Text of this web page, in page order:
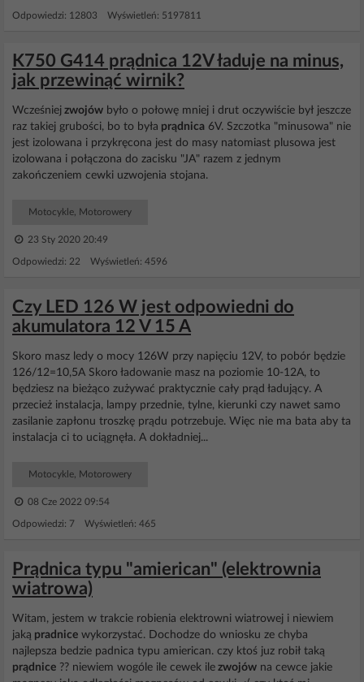
Odpowiedzi: 12803 Wyświetleń: 5197811
K750 G414 prądnica 12V ładuje na minus,
jak przewinąć wirnik?
Wcześniej zwojów było o połowę mniej i drut oczywiście był jeszcze
raz takiej grubości, bo to była prądnica 6V. Szczotka "minusowa" nie
jest izolowana i przykręcona jest do masy natomiast plusowa jest
izolowana i połączona do zacisku "JA" razem z jednym
zakończeniem cewki uzwojenia stojana.
Motocykle, Motorowery
23 Sty 2020 20:49
Odpowiedzi: 22 Wyświetleń: 4596
Czy LED 126 W jest odpowiedni do
akumulatora 12 V 15 A
Skoro masz ledy o mocy 126W przy napięciu 12V, to pobór będzie
126/12=10,5A Skoro ładowanie masz na poziomie 10-12A, to
będziesz na bieżąco zużywać praktycznie cały prąd ładujący. A
przecież instalacja, lampy przednie, tylne, kierunki czy nawet samo
zasilanie zapłonu troszkę prądu potrzebuje. Więc nie ma bata aby ta
instalacja ci to uciągnęła. A dokładniej...
Motocykle, Motorowery
08 Cze 2022 09:54
Odpowiedzi: 7 Wyświetleń: 465
Prądnica typu "amierican" (elektrownia
wiatrowa)
Witam, jestem w trakcie robienia elektrowni wiatrowej i niewiem
jaką pradnice wykorzystać. Dochodze do wniosku ze chyba
najlepsza bedzie padnica typu amierican. czy ktoś juz robił taką
prądnice ?? niewiem wogóle ile cewek ile zwojów na cewce jakie